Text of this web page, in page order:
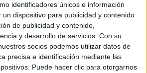
identificadores únicos e información
dispositivo para publicidad y contenido
de publicidad y contenido,
y desarrollo de servicios. Con su
socios podemos utilizar datos de
precisa e identificación mediante las
Puede hacer clic para otorgarnos
vocales-1
vocales-2
vocales-3